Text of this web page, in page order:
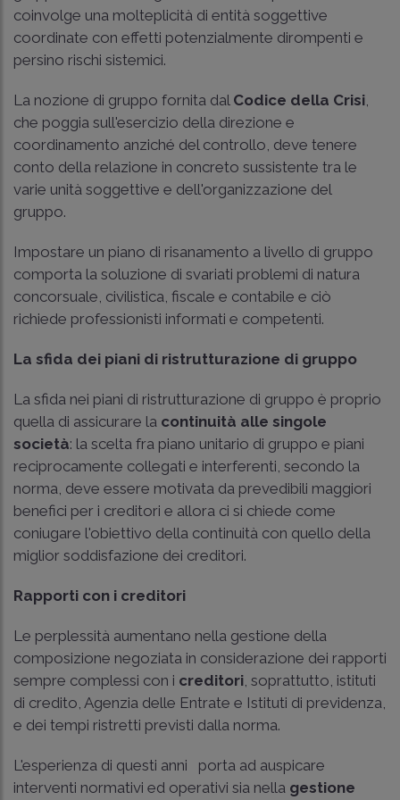
coinvolge una molteplicità di entità soggettive
coordinate con effetti potenzialmente dirompenti e
persino rischi sistemici.
La nozione di gruppo fornita dal Codice della Crisi,
che poggia sull'esercizio della direzione e
coordinamento anziché del controllo, deve tenere
conto della relazione in concreto sussistente tra le
varie unità soggettive e dell'organizzazione del
gruppo.
Impostare un piano di risanamento a livello di gruppo
comporta la soluzione di svariati problemi di natura
concorsuale, civilistica, fiscale e contabile e ciò
richiede professionisti informati e competenti.
La sfida dei piani di ristrutturazione di gruppo
La sfida nei piani di ristrutturazione di gruppo è proprio
quella di assicurare la continuità alle singole
società: la scelta fra piano unitario di gruppo e piani
reciprocamente collegati e interferenti, secondo la
norma, deve essere motivata da prevedibili maggiori
benefici per i creditori e allora ci si chiede come
coniugare l'obiettivo della continuità con quello della
miglior soddisfazione dei creditori.
Rapporti con i creditori
Le perplessità aumentano nella gestione della
composizione negoziata in considerazione dei rapporti
sempre complessi con i creditori, soprattutto, istituti
di credito, Agenzia delle Entrate e Istituti di previdenza,
e dei tempi ristretti previsti dalla norma.
L'esperienza di questi anni porta ad auspicare
interventi normativi ed operativi sia nella gestione